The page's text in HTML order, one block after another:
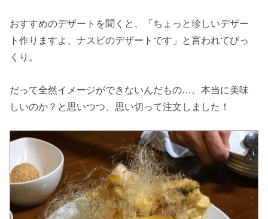
おすすめのデザートを聞くと、「ちょっと珍しいデザー
ト作りますよ、ナスビのデザートです」と言われてびっ
くり。
だって全然イメージができないんだもの…。本当に美味
しいのか？と思いつつ、思い切って注文しました！